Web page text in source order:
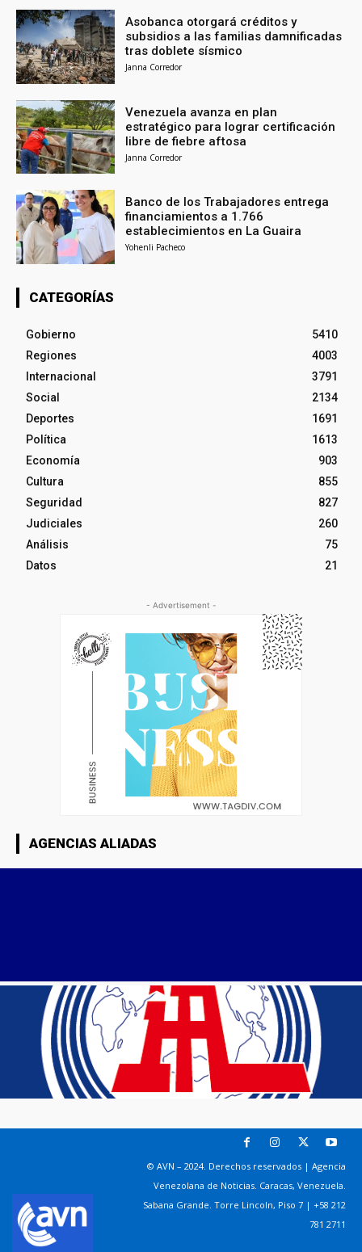
Asobanca otorgará créditos y
subsidios a las familias damnificadas
tras doblete sísmico
Janna Corredor
Venezuela avanza en plan
estratégico para lograr certificación
libre de fiebre aftosa
Janna Corredor
Banco de los Trabajadores entrega
financiamientos a 1.766
establecimientos en La Guaira
Yohenli Pacheco
CATEGORÍAS
Gobierno
5410
Regiones
4003
Internacional
3791
Social
2134
Deportes
1691
Política
1613
Economía
903
Cultura
855
Seguridad
827
Judiciales
260
Análisis
75
Datos
21
- Advertisement -
AGENCIAS ALIADAS
© AVN – 2024. Derechos reservados | Agencia
Venezolana de Noticias. Caracas, Venezuela.
Sabana Grande. Torre Lincoln, Piso 7 | +58 212
781 2711